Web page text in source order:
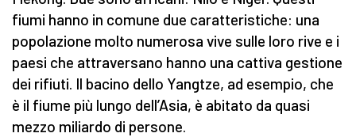
fiumi hanno in comune due caratteristiche: una
popolazione molto numerosa vive sulle loro rive e i
paesi che attraversano hanno una cattiva gestione
dei rifiuti. Il bacino dello Yangtze, ad esempio, che
è il fiume più lungo dell’Asia, è abitato da quasi
mezzo miliardo di persone.